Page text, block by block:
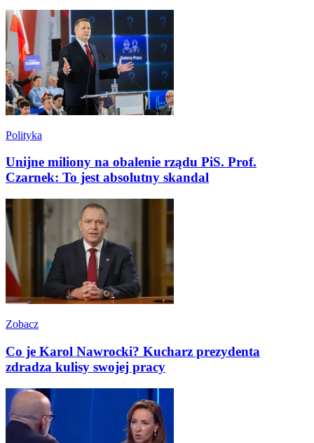
Polityka
Unijne miliony na obalenie rządu PiS. Prof.
Czarnek: To jest absolutny skandal
Zobacz
Co je Karol Nawrocki? Kucharz prezydenta
zdradza kulisy swojej pracy